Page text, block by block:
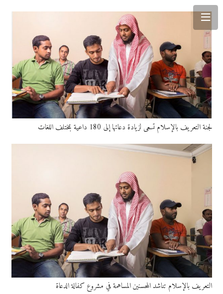
لجنة التعريف بالإسلام تسعى لزيادة دعاتها إلى 180 داعية بمختلف اللغات
التعريف بالإسلام تناشد المحسنين المساهمة في مشروع كفالة الدعاة